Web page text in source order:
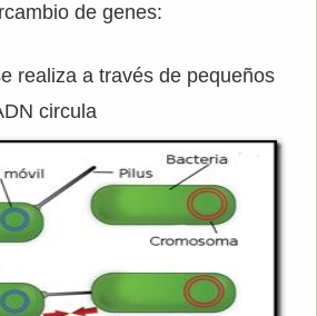
de genes:
realiza a través de pequeños
circula